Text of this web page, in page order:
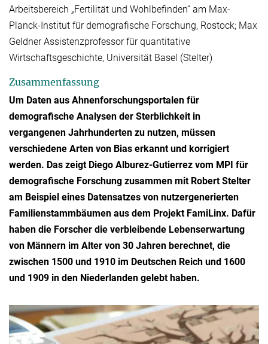
Arbeitsbereich „Fertilität und Wohlbefinden“ am Max-
Planck-Institut für demografische Forschung, Rostock; Max
Geldner Assistenzprofessor für quantitative
Wirtschaftsgeschichte, Universität Basel (Stelter)
Zusammenfassung
Um Daten aus Ahnenforschungsportalen für
demografische Analysen der Sterblichkeit in
vergangenen Jahrhunderten zu nutzen, müssen
verschiedene Arten von Bias erkannt und korrigiert
werden. Das zeigt Diego Alburez-Gutierrez vom MPI für
demografische Forschung zusammen mit Robert Stelter
am Beispiel eines Datensatzes von nutzergenerierten
Familienstammbäumen aus dem Projekt FamiLinx. Dafür
haben die Forscher die verbleibende Lebenserwartung
von Männern im Alter von 30 Jahren berechnet, die
zwischen 1500 und 1910 im Deutschen Reich und 1600
und 1909 in den Niederlanden gelebt haben.